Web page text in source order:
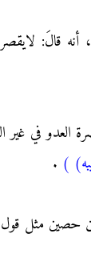
قالَ:
العدو في
)
.
حصين مثل